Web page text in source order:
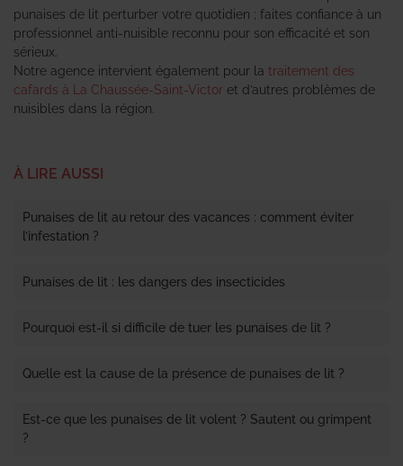
punaises de lit perturber votre quotidien ; faites confiance à un
professionnel anti-nuisible reconnu pour son efficacité et son
sérieux.
Notre agence intervient également pour la traitement des
cafards à La Chaussée-Saint-Victor et d’autres problèmes de
nuisibles dans la région.
À LIRE AUSSI
Punaises de lit au retour des vacances : comment éviter
l’infestation ?
Punaises de lit : les dangers des insecticides
Pourquoi est-il si difficile de tuer les punaises de lit ?
Quelle est la cause de la présence de punaises de lit ?
Est-ce que les punaises de lit volent ? Sautent ou grimpent
?